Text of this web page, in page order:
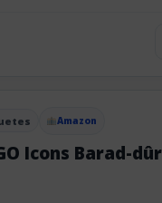
Amazon
Icons Barad-